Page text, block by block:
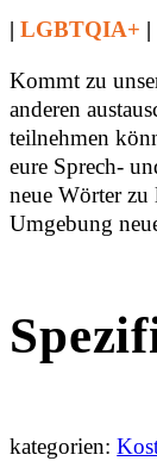
|LGBTQIA+ |
Kommt zu
anderen
teilnehmen
eure Sprech-
neue Wörter
Umgebung
kategorien: